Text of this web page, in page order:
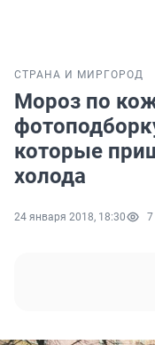
СТРАНА И МИР ГОРОД
Мороз по
которые
холода
24 января 2018, 18:30 7